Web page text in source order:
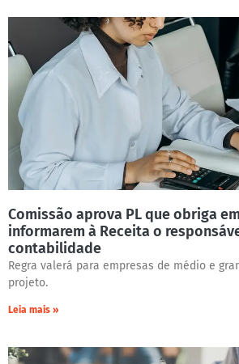
Comissão aprova PL que obriga
informarem à Receita o
contabilidade
Regra valerá para empresas de médio e
projeto.
Leia mais »